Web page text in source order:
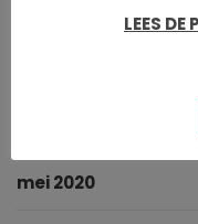
mei 2020
LEES